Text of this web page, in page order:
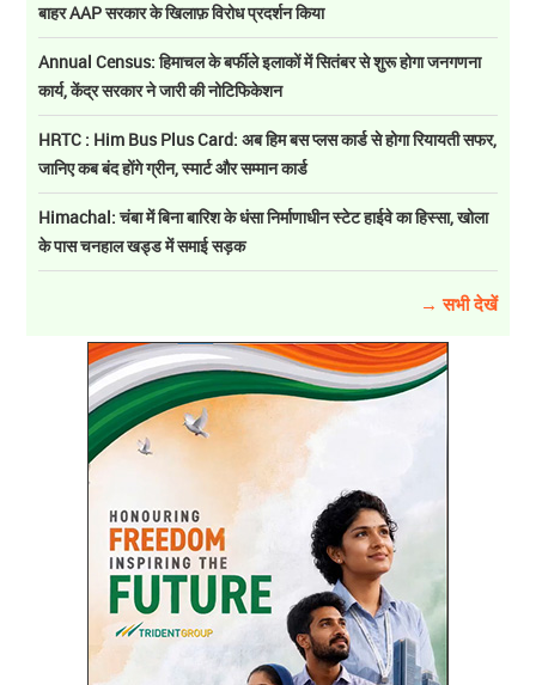
बाहर AAP सरकार के खिलाफ़ विरोध प्रदर्शन किया
Annual Census: हिमाचल के बर्फीले इलाकों में सितंबर से शुरू होगा जनगणना
कार्य, केंद्र सरकार ने जारी की नोटिफिकेशन
HRTC : Him Bus Plus Card: अब हिम बस प्लस कार्ड से होगा रियायती सफर,
जानिए कब बंद होंगे ग्रीन, स्मार्ट और सम्मान कार्ड
Himachal: चंबा में बिना बारिश के धंसा निर्माणाधीन स्टेट हाईवे का हिस्सा, खोला
के पास चनहाल खड्ड में समाई सड़क
→ सभी देखें